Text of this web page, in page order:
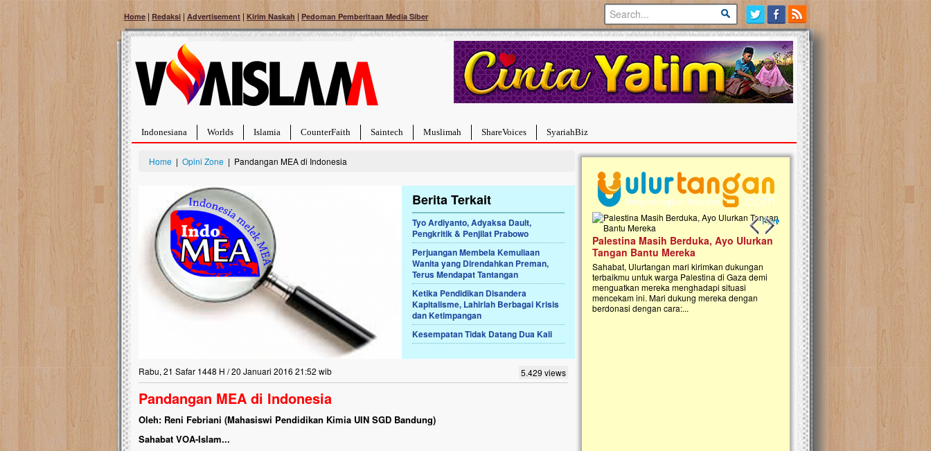
Home | Redaksi | Advertisement | Kirim Naskah | Pedoman Pemberitaan Media Siber
Indonesiana Worlds Islamia CounterFaith Saintech Muslimah ShareVoices SyariahBiz
Home | Opini Zone | Pandangan MEA di Indonesia
Berita Terkait
Tyo Ardiyanto, Adyaksa Dault,
Pengkritik & Penjilat Prabowo
Perjuangan Membela Kemuliaan
Wanita yang Direndahkan Preman,
Terus Mendapat Tantangan
Ketika Pendidikan Disandera
Kapitalisme, Lahirlah Berbagai Krisis
dan Ketimpangan
Kesempatan Tidak Datang Dua Kali
Rabu, 21 Safar 1448 H / 20 Januari 2016 21:52 wib 5.429 views
Pandangan MEA di Indonesia
Oleh: Reni Febriani (Mahasiswi Pendidikan Kimia UIN SGD Bandung)
Sahabat VOA-Islam...
Previous slide
Next slide
Bantu Naura, Balita Hebat Sembuh Dari
Tumor Pembuluh Darah
Hidup Naura Salsabila dipenuhi dengan
rintangan yang sangat berat. Meskipun baru
berusia sepuluh bulan, bayi yang imut ini harus
menghadapi penyakit yang dahsyat, yaitu tumor
pembuluh darah berukuran...
Lima Tahun Mangkrak, Masjid di
Nasib masjid di Kampung Cilumbu ini sungguh
mengenaskan. Lima tahun mangkrak, kini nyaris
Palestina Masih Berduka, Ayo Ulurkan
Tangan Bantu Mereka
Sahabat, Ulurtangan mari kirimkan dukungan
terbaikmu untuk warga Palestina di Gaza demi
menguatkan mereka menghadapi situasi
mencekam ini. Mari dukung mereka dengan
berdonasi dengan cara:...
Open Donasi Wakaf
Rumah Qur'an & TK Islam
Najjah di Jonggol
Saat ini, Ulurtangan bersama Yayasan
Najjahtul Islam Jonggol sedang merintis
pembangunan Rumah Qur’an dan
kanak Islam Terpadu (TKIT) An Najjah
Gedung Majelis Taklim di Jonggol,...